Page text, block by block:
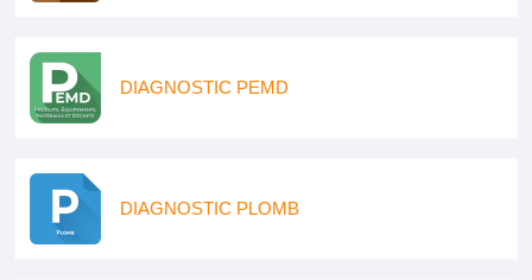
DIAGNOSTIC PEMD
DIAGNOSTIC PLOMB